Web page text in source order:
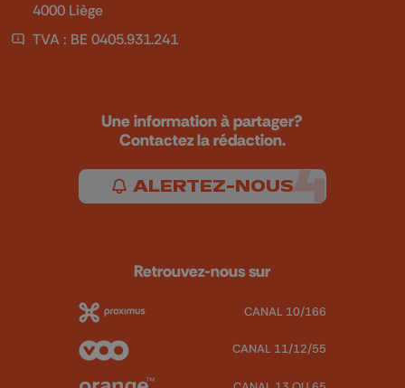
4000 Liège
TVA : BE 0405.931.241
Une information à partager?
Contactez la rédaction.
ALERTEZ-NOUS
Retrouvez-nous sur
CANAL 10/166
CANAL 11/12/55